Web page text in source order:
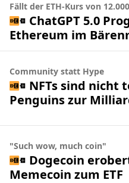
Fällt der ETH-Kurs von
ChatGPT 5.0
Ethereum im
Community statt Hype
NFTs sind nicht
Penguins zur
"Such wow, much coin"
Dogecoin
Memecoin zum ETF